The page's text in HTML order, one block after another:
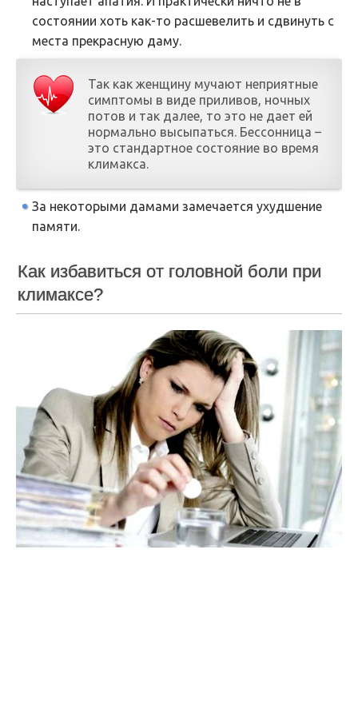
состоянии хоть как-то расшевелить и сдвинуть с
места прекрасную даму.
Так как женщину мучают неприятные
симптомы в виде приливов, ночных
потов и так далее, то это не дает ей
нормально высыпаться. Бессонница –
это стандартное состояние во время
климакса.
За некоторыми дамами замечается ухудшение
памяти.
Как избавиться от головной боли при
климаксе?